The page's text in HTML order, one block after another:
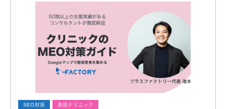
SEO対策 美容クリニック